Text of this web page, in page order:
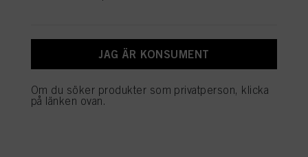
JAG ÄR KONSUMENT
Om du söker produkter som privatperson, klicka
på länken ovan.
dataskyddspolicy som är länkad i sidfoten (avsnittet ”Cookies, pixlar,
fingeravtryck och liknande tekniker”). Du kan när som helst återkalla ditt
samtycke med framtida verkan genom att inaktivera cookies på vår webbplats
som används på denna webbplats, särskilt lagringstiden, se den detaljerade
informationen om varje cookie som finns tillgänglig genom att klicka på
”Ändra” nedan.